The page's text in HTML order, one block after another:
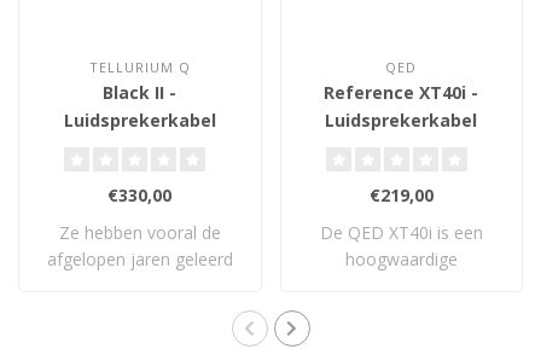
TELLURIUM Q
Black II -
Luidsprekerkabel
€330,00
Ze hebben vooral de
afgelopen jaren geleerd
QED
Reference XT40i -
Luidsprekerkabel
€219,00
De QED XT40i is een
hoogwaardige